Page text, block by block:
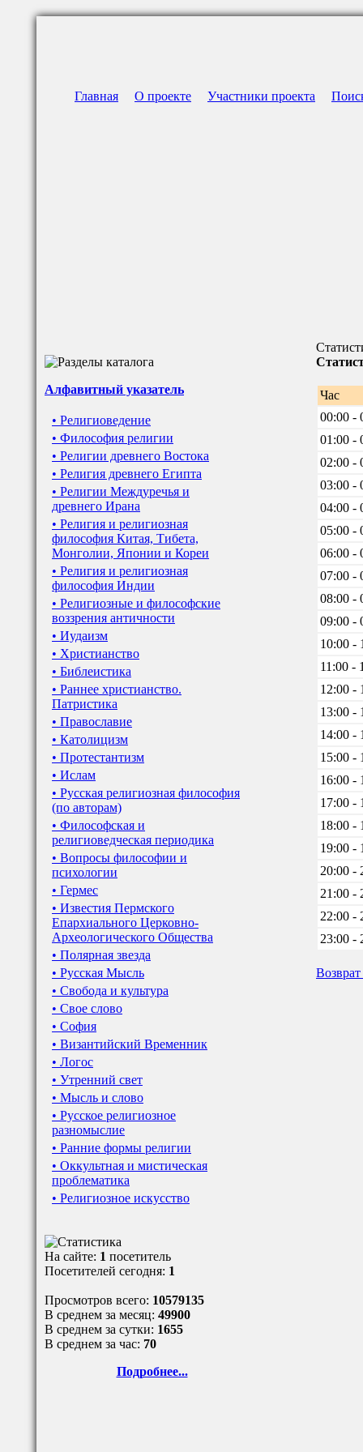
Главная О проекте Участники проекта
Алфавитный указатель
• Религиоведение
• Философия религии
• Религии древнего Востока
• Религия древнего Египта
• Религии Междуречья и
древнего Ирана
• Религия и религиозная
философия Китая, Тибета,
Монголии, Японии и Кореи
• Религия и религиозная
философия Индии
• Религиозные и философские
воззрения античности
• Иудаизм
• Христианство
• Библеистика
• Раннее христианство.
Патристика
• Православие
• Католицизм
• Протестантизм
• Ислам
• Русская религиозная философия
(по авторам)
• Философская и
религиоведческая периодика
• Вопросы философии и
психологии
• Гермес
• Известия Пермского
Епархиального Церковно-
Археологического Общества
• Полярная звезда
• Русская Мысль
• Свобода и культура
• Свое слово
• София
• Византийский Временник
• Логос
• Утренний свет
• Мысль и слово
• Русское религиозное
разномыслие
• Ранние формы религии
• Оккультная и мистическая
проблематика
• Религиозное искусство
На сайте: 1 посетитель
Посетителей сегодня: 1
Просмотров всего: 10579135
В среднем за месяц: 49900
В среднем за сутки: 1655
В среднем за час: 70
Подробнее...
Час
00:00 -
01:00 -
02:00 -
03:00 -
04:00 -
05:00 -
06:00 -
07:00 -
08:00 -
09:00 -
10:00 -
11:00 -
12:00 -
13:00 -
14:00 -
15:00 -
16:00 -
17:00 -
18:00 -
19:00 -
20:00 -
21:00 -
22:00 -
23:00 -
Возврат